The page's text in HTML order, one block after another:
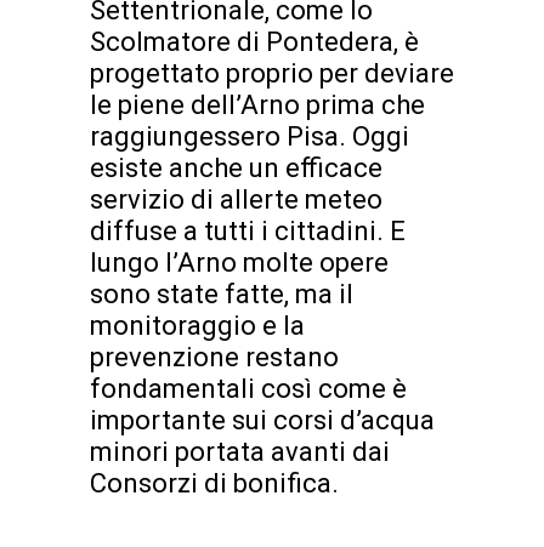
Settentrionale, come lo
Scolmatore di Pontedera, è
progettato proprio per deviare
le piene dell’Arno prima che
raggiungessero Pisa. Oggi
esiste anche un efficace
servizio di allerte meteo
diffuse a tutti i cittadini. E
lungo l’Arno molte opere
sono state fatte, ma il
monitoraggio e la
prevenzione restano
fondamentali così come è
importante sui corsi d’acqua
minori portata avanti dai
Consorzi di bonifica.